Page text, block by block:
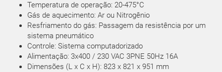
Temperatura de operação: 20-475°C
Gás de aquecimento: Ar ou Nitrogênio
Resfriamento do gás: Passagem da resistência por um
sistema pneumático
Controle: Sistema computadorizado
Alimentação: 3x400 / 230 VAC 3PNE 50Hz 16A
Dimensões (L x C x H): 823 x 821 x 951 mm